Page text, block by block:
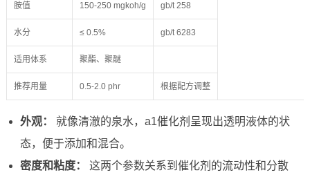
胺值 150-250 mgkoh/g gb/t 258
水分 ≤ 0.5% gb/t 6283
适用体系 聚酯、聚醚
推荐用量 0.5-2.0 phr 根据配方调整
外观：
就像清澈的泉水，a1催化剂呈现出透明液体的状
态，便于添加和混合。
密度和粘度：
这两个参数关系到催化剂的流动性和分散